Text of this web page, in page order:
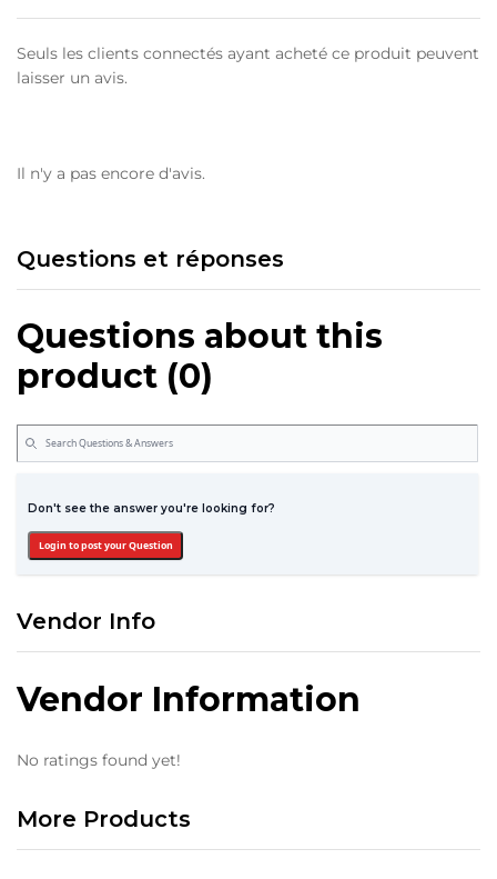
Seuls les clients connectés ayant acheté ce produit peuvent
laisser un avis.
Il n'y a pas encore d'avis.
Questions et réponses
Questions about this
product (0)
Don't see the answer you're looking for?
Login to post your Question
Vendor Info
Vendor Information
No ratings found yet!
More Products